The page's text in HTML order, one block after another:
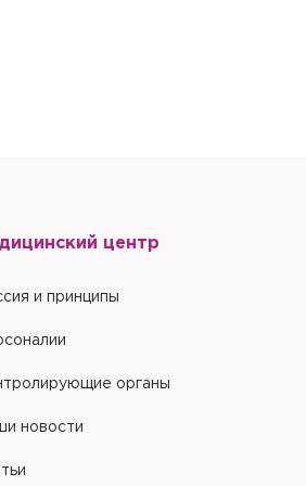
центр
и принципы
органы
новости